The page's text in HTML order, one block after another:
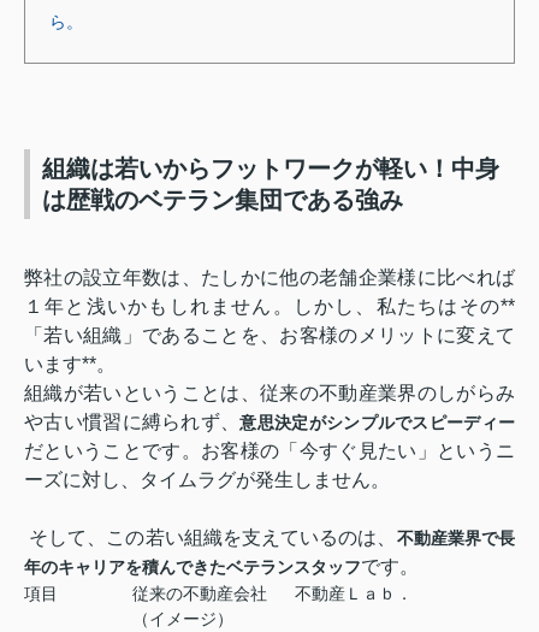
ら。
組織は若いからフットワークが軽い！中身
は歴戦のベテラン集団である強み
弊社の設立年数は、たしかに他の老舗企業様に比べれば
１年と浅いかもしれません。しかし、私たちはその**
「若い組織」であることを、お客様のメリットに変えて
います**。
組織が若いということは、従来の不動産業界のしがらみ
や古い慣習に縛られず、意思決定がシンプルでスピーディー
だということです。お客様の「今すぐ見たい」というニ
ーズに対し、
タイムラグが発生しません。
そして、この若い組織を支えているのは、 不動産業界で長
年のキャリアを積んできたベテランスタッフです。
項目
従来の不動産会社
（イメージ）
不動産Ｌａｂ．